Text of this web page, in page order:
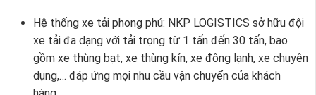
Hệ thống xe tải phong phú: NKP LOGISTICS sở hữu đội
xe tải đa dạng với tải trọng từ 1 tấn đến 30 tấn, bao
gồm xe thùng bạt, xe thùng kín, xe đông lạnh, xe chuyên
dụng,… đáp ứng mọi nhu cầu vận chuyển của khách